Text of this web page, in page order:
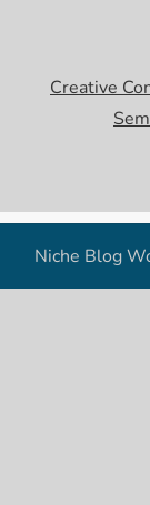
Creative
Niche Blog